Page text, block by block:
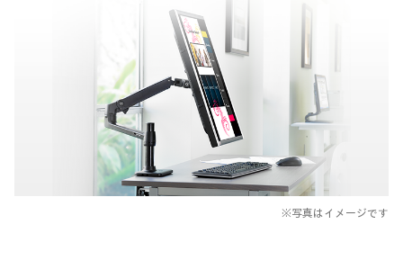
※写真はイメージです